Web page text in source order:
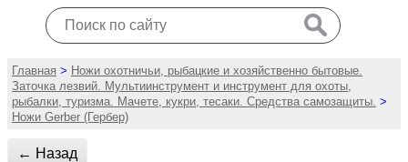
Главная > Ножи охотничьи, рыбацкие и хозяйственно бытовые.
Заточка лезвий. Мультиинструмент и инструмент для охоты,
рыбалки, туризма. Мачете, кукри, тесаки. Средства самозащиты. >
Ножи Gerber (Гербер)
← Назад